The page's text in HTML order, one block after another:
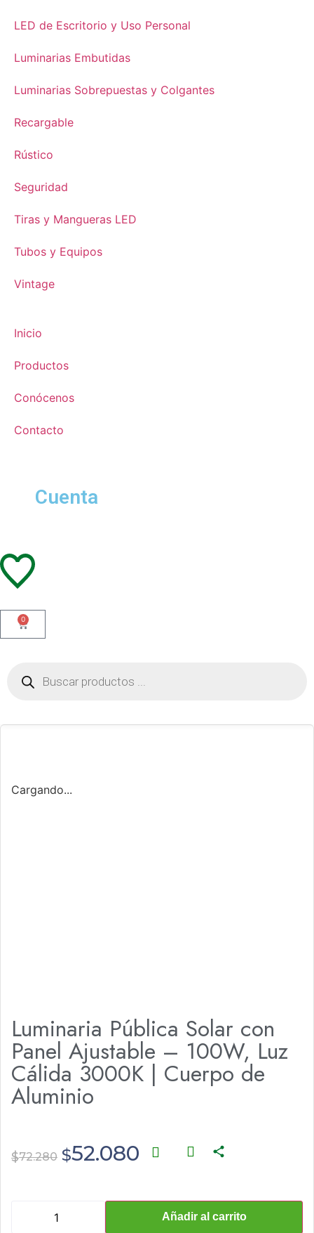
LED de Escritorio y Uso Personal
Luminarias Embutidas
Luminarias Sobrepuestas y Colgantes
Recargable
Rústico
Seguridad
Tiras y Mangueras LED
Tubos y Equipos
Vintage
Inicio
Productos
Conócenos
Contacto
Cuenta
0
Cargando...
Luminaria Pública Solar con
Panel Ajustable – 100W, Luz
Cálida 3000K | Cuerpo de
Aluminio
$72.280 $52.080
Añadir al carrito